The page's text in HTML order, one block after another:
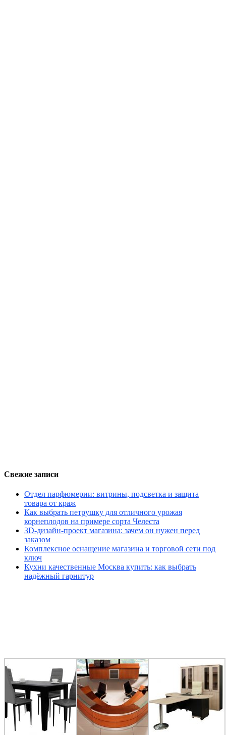
Свежие записи
Отдел парфюмерии: витрины, подсветка и защита
товара от краж
Как выбрать петрушку для отличного урожая
корнеплодов на примере сорта Челеста
3D-дизайн-проект магазина: зачем он нужен перед
заказом
Комплексное оснащение магазина и торговой сети под
ключ
Кухни качественные Москва купить: как выбрать
надёжный гарнитур